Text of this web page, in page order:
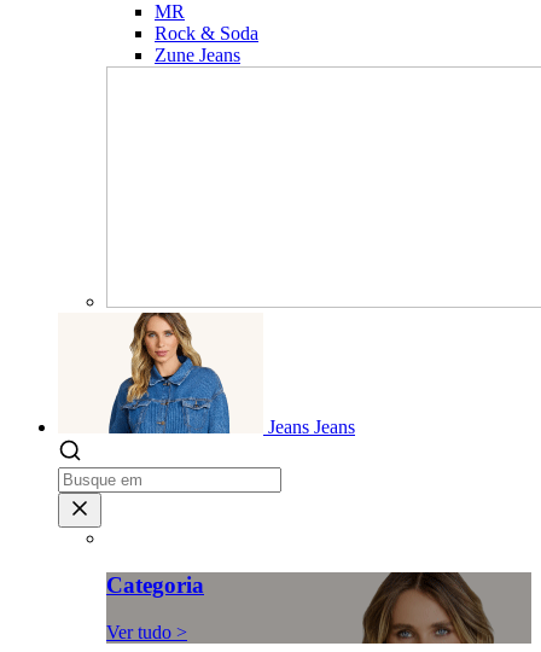
MR
Rock & Soda
Zune Jeans
Jeans Jeans
Categoria
Ver tudo >